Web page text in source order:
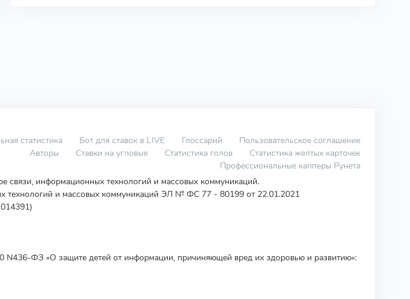
статистика Бот для ставок в LIVE Глоссарий
Пользовательское соглашение
Авторы
Ставки на угловые Статистика голов
Статистика желтых карточек
Профессиональные капперы Рунета
связи, информационных технологий и массовых коммуникаций.
технологий и массовых коммуникаций ЭЛ № ФС 77 - 80199 от 22.01.2021
ФЗ «О защите детей от информации, причиняющей вред их здоровью и развитию»: